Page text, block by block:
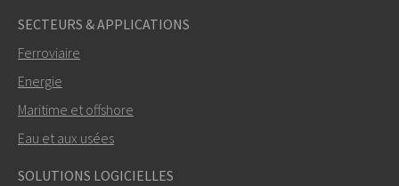
SECTEURS & APPLICATIONS
Ferroviaire
Energie
Maritime et offshore
Eau et aux usées
SOLUTIONS LOGICIELLES